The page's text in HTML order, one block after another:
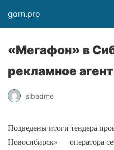
gorn.pro
«Мегафон» в
рекламное
sibadme
Подведены итоги тендера
Новосибирск» — оператора